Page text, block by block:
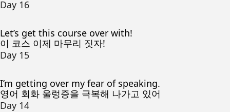
Day 16
Let’s get this course over with!
이 코스 이제 마무리 짓자!
Day 15
I’m getting over my fear of speaking.
영어 회화 울렁증을 극복해 나가고 있어
Day 14